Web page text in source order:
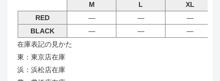
M L
XL
RED
― ―
―
BLACK
― ―
―
在庫表記の見かた
東：東京店在庫
浜：浜松店在庫